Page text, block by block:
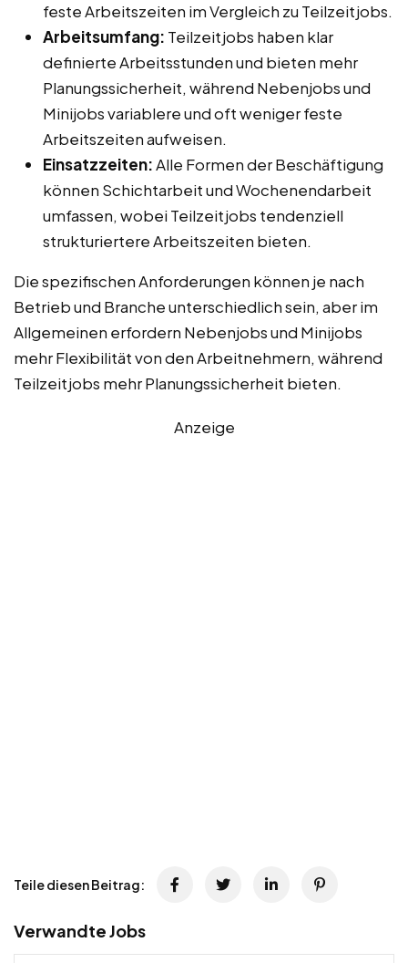
feste Arbeitszeiten im Vergleich zu Teilzeitjobs.
Arbeitsumfang: Teilzeitjobs haben klar
definierte Arbeitsstunden und bieten mehr
Planungssicherheit, während Nebenjobs und
Minijobs variablere und oft weniger feste
Arbeitszeiten aufweisen.
Einsatzzeiten:Alle Formen der Beschäftigung
können Schichtarbeit und Wochenendarbeit
umfassen, wobei Teilzeitjobs tendenziell
strukturiertere Arbeitszeiten bieten.
Die spezifischen Anforderungen können je nach
Betrieb und Branche unterschiedlich sein, aber im
Allgemeinen erfordern Nebenjobs und Minijobs
mehr Flexibilität von den Arbeitnehmern, während
Teilzeitjobs mehr Planungssicherheit bieten.
Anzeige
Teile diesen Beitrag:
Verwandte Jobs